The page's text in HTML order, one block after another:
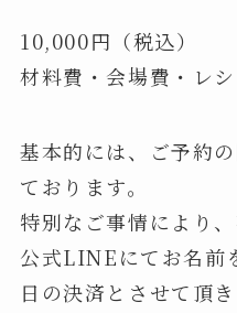
10,000円（税込）
材料費・会場費・レ
基本的には、ご予約
ております。
特別なご事情により
公式LINEにてお名前
日の決済とさせて頂き